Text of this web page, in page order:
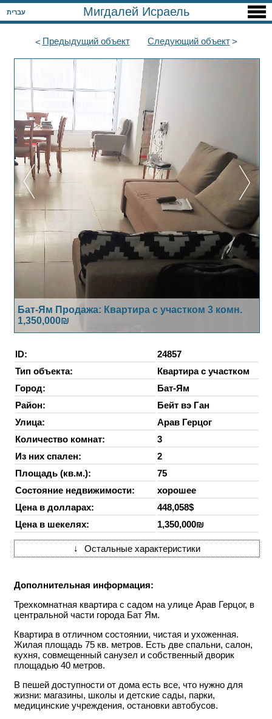
עברית Мигдалей Исраель
Предыдущийобъект Следующийобъект
Бат-Ям Продажа: Квартира с участком 3 комн.
1,350,000₪
ID:
24857
Тип объекта:
Квартира с участком
Город:
Бат-Ям
Район:
Бейт вэ Ган
Улица:
Арав Герцог
Количество комнат:
3
Из них спален:
2
Площадь (кв.м.):
75
Состояние недвижимости:
хорошее
Цена в долларах:
448,058$
Цена в шекелях:
1,350,000₪
↓ Остальные характеристики
Дополнительная информация:
Трехкомнатная квартира с садом на улице Арав Герцог, в
центральной части города Бат Ям.
Квартира в отличном состоянии, чистая и ухоженная.
Жилая площадь 75 кв. метров. Есть две спальни, салон,
кухня, совмещенный санузел и собственный дворик
площадью 40 метров.
В пешей доступности от дома есть все, что нужно для
жизни: магазины, школы и детские сады, парки,
медицинские учреждения, остановки автобусов.